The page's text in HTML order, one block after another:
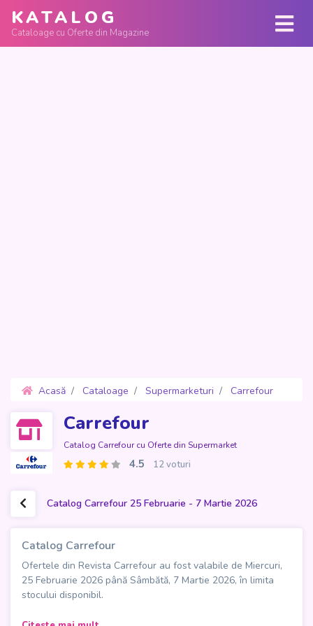
KATALOG
Cataloage cu Oferte din Magazine
Acasă Cataloage Supermarketuri
Carrefour
Carrefour
Catalog Carrefour cu Oferte din Supermarket
4.5 12 voturi
Catalog Carrefour 25 Februarie - 7 Martie 2026
Catalog Carrefour
Ofertele din Revista Carrefour au fost valabile de Miercuri,
25 Februarie 2026 până Sâmbătă, 7 Martie 2026, în limita
stocului disponibil.
Catalogul Carrefour, în ediția de 72 de pagini valabilă din